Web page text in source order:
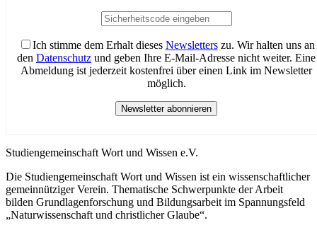
Ich stimme dem Erhalt dieses Newsletterszu. Wir halten uns an
den Datenschutz und geben Ihre E-Mail-Adresse nicht weiter. Eine
Abmeldung ist jederzeit kostenfrei über einen Link im Newsletter
möglich.
Newsletter abonnieren
Studiengemeinschaft Wort und Wissen e.V.
Die Studiengemeinschaft Wort und Wissen ist ein wissenschaftlicher
gemeinnütziger Verein. Thematische Schwerpunkte der Arbeit
bilden Grundlagenforschung und Bildungsarbeit im Spannungsfeld
„Naturwissenschaft und christlicher Glaube“.